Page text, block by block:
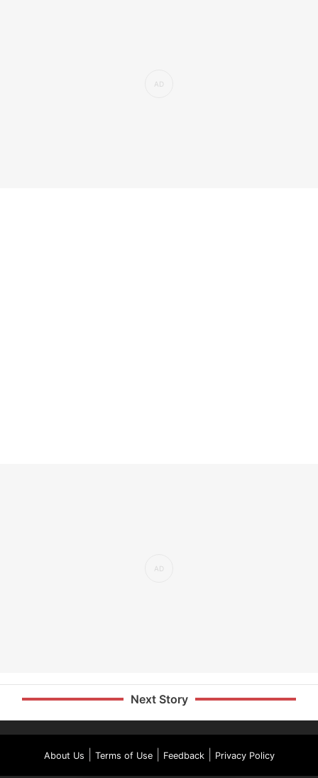
Next Story
About Us Terms of Use| Feedback| Privacy Policy